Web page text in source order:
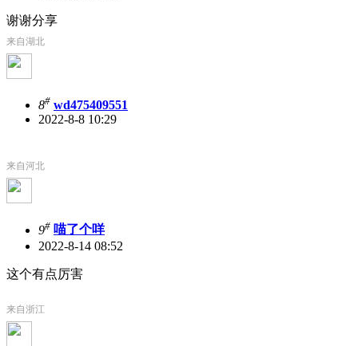
谢谢分享
来自湖北
8# wd475409551
2022-8-8 10:29
来自河北
9# 喵了个咩
2022-8-14 08:52
这个有点厉害
来自浙江